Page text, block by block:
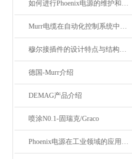
如何进行Phoenix电源的维护和保养？
Murr电缆在自动化控制系统中的应用
穆尔接插件的设计特点与结构优化
德国-Murr介绍
DEMAG产品介绍
喷涂N0.1-固瑞克/Graco
Phoenix电源在工业领域的应用与优势